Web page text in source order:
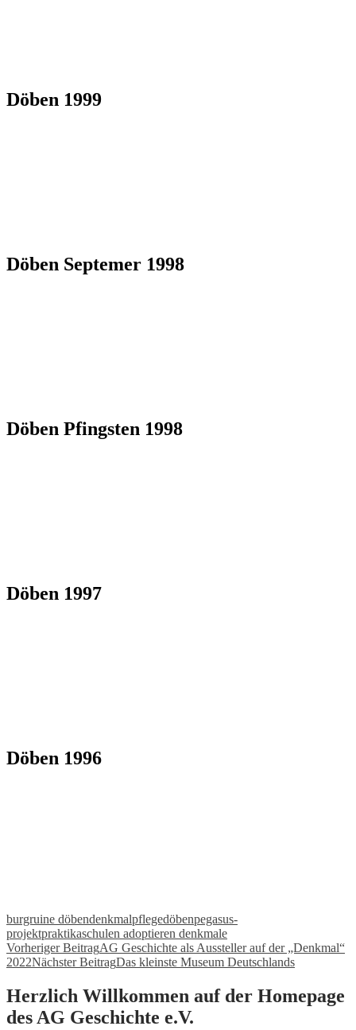
Döben 1999
Döben Septemer 1998
Döben Pfingsten 1998
Döben 1997
Döben 1996
burgruine döbendenkmalpflegedöbenpegasus-
projektpraktikaschulen adoptieren denkmale
Beitragsnavigation
Vorheriger BeitragAG Geschichte als Aussteller auf der „Denkmal“
2022Nächster BeitragDas kleinste Museum Deutschlands
Herzlich Willkommen auf der Homepage
des AG Geschichte e.V.